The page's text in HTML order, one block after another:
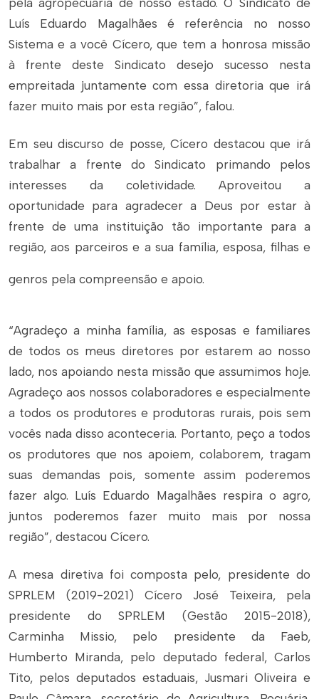
pela agropecuária de nosso estado. O Sindicato de
Luís Eduardo Magalhães é referência no nosso
Sistema e a você Cícero, que tem a honrosa missão
à frente deste Sindicato desejo sucesso nesta
empreitada juntamente com essa diretoria que irá
fazer muito mais por esta região”, falou.
Em seu discurso de posse, Cícero destacou que irá
trabalhar a frente do Sindicato primando pelos
interesses da coletividade. Aproveitou a
oportunidade para agradecer a Deus por estar à
frente de uma instituição tão importante para a
região, aos parceiros e a sua família, esposa, filhas e
genros pela compreensão e apoio.
“Agradeço a minha família, as esposas e familiares
de todos os meus diretores por estarem ao nosso
lado, nos apoiando nesta missão que assumimos hoje.
Agradeço aos nossos colaboradores e especialmente
a todos os produtores e produtoras rurais, pois sem
vocês nada disso aconteceria. Portanto, peço a todos
os produtores que nos apoiem, colaborem, tragam
suas demandas pois, somente assim poderemos
fazer algo. Luís Eduardo Magalhães respira o agro,
juntos poderemos fazer muito mais por nossa
região”, destacou Cícero.
A mesa diretiva foi composta pelo, presidente do
SPRLEM (2019-2021) Cícero José Teixeira, pela
presidente do SPRLEM (Gestão 2015-2018),
Carminha Missio, pelo presidente da Faeb,
Humberto Miranda, pelo deputado federal, Carlos
Tito, pelos deputados estaduais, Jusmari Oliveira e